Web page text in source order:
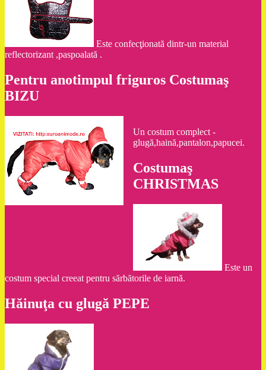
Este confecţionată dintr-un material
reflectorizant ,paspoalată .
Pentru anotimpul friguros Costumaş
BIZU
Un costum complect -
glugă,haină,pantalon,papucei.
Costumaş
CHRISTMAS
Este un
costum special creeat pentru sărbătorile de iarnă.
Hăinuţa cu glugă PEPE